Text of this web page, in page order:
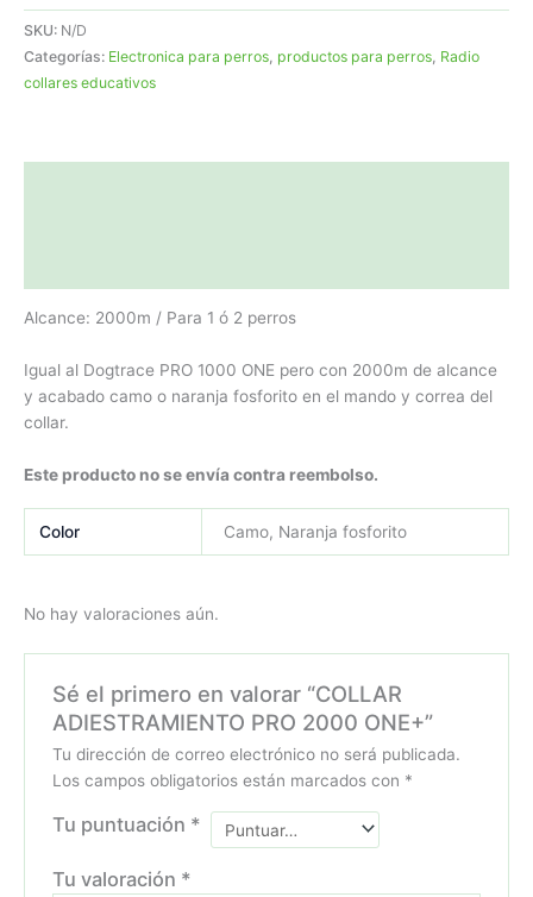
PRO
2000
ONE+
cantidad
SKU: N/D
Categorías: Electronica para perros, productos para perros, Radio
collares educativos
Alcance: 2000m / Para 1 ó 2 perros
Igual al Dogtrace PRO 1000 ONE pero con 2000m de alcance
y acabado camo o naranja fosforito en el mando y correa del
collar.
Este producto no se envía contra reembolso.
Color Camo, Naranja fosforito
No hay valoraciones aún.
Sé el primero en valorar “COLLAR
ADIESTRAMIENTO PRO 2000 ONE+”
Tu dirección de correo electrónico no será publicada.
Los campos obligatorios están marcados con *
Tu puntuación *
Tu valoración *